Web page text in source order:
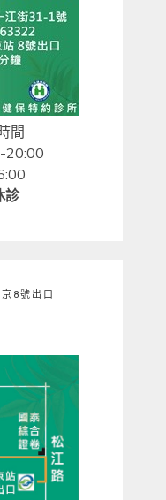
間
20:00
診
8號出口